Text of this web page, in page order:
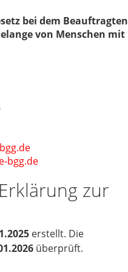
bei dem Beauftragten
von Menschen mit
bgg.de
zur
erstellt. Die
überprüft.